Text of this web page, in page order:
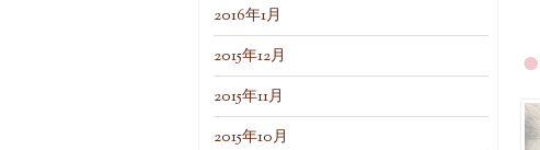
2016年1月
2015年12月
2015年11月
2015年10月